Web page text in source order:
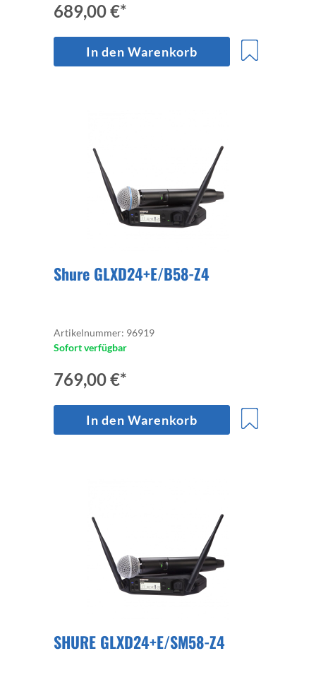
689,00 €*
In den Warenkorb
Shure GLXD24+E/B58-Z4
Artikelnummer: 96919
Sofort verfügbar
769,00 €*
In den Warenkorb
SHURE GLXD24+E/SM58-Z4